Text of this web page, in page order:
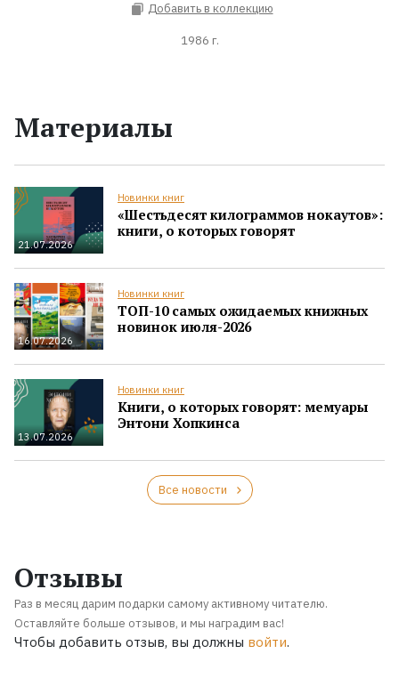
Добавить в коллекцию
1986 г.
Материалы
21.07.2026
Новинки книг
«Шестьдесят килограммов нокаутов»:
книги, о которых говорят
16.07.2026
Новинки книг
ТОП-10 самых ожидаемых книжных
новинок июля-2026
13.07.2026
Новинки книг
Книги, о которых говорят: мемуары
Энтони Хопкинса
Все новости
Отзывы
Раз в месяц дарим подарки самому активному читателю.
Оставляйте больше отзывов, и мы наградим вас!
Чтобы добавить отзыв, вы должны войти.